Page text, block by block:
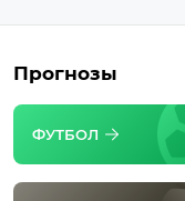
Прогнозы
ФУТБОЛ